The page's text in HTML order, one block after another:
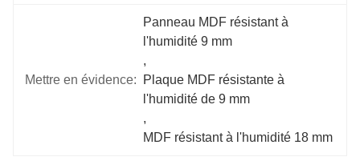
Mettre en évidence:
Panneau MDF résistant à
l'humidité 9 mm
,
Plaque MDF résistante à
l'humidité de 9 mm
,
MDF résistant à l'humidité 18 mm